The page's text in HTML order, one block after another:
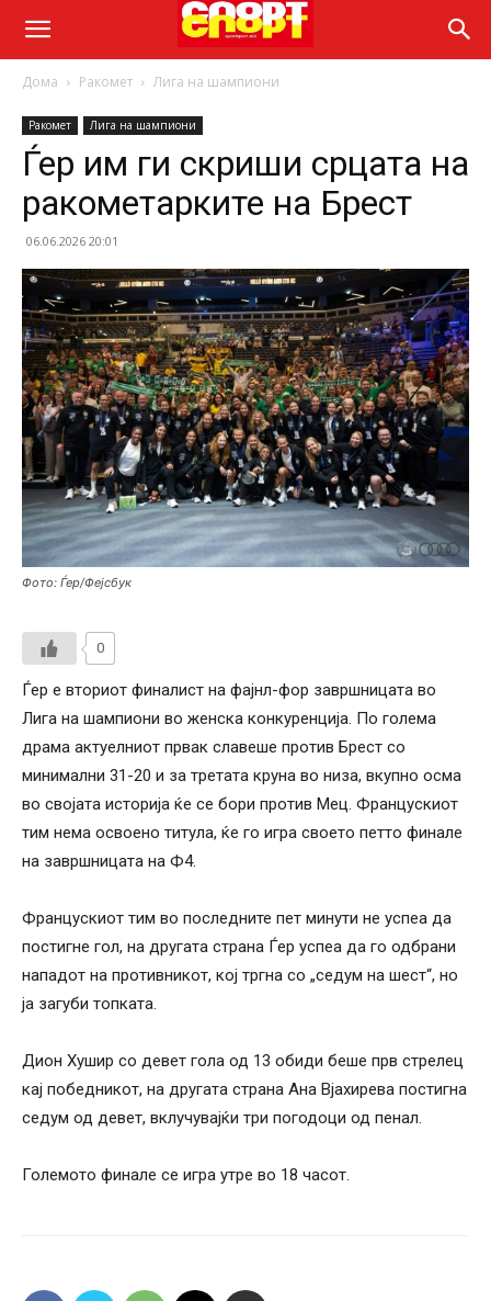
Дома Ракомет Лига на шампиони
Ракомет Лига на шампиони
Ѓер им ги скриши срцата на
ракометарките на Брест
06.06.2026 20:01
Фото: Ѓер/Фејсбук
0
Ѓер е вториот финалист на фајнл-фор завршницата во
Лига на шампиони во женска конкуренција. По голема
драма актуелниот првак славеше против Брест со
минимални 31-20 и за третата круна во низа, вкупно осма
во својата историја ќе се бори против Мец. Францускиот
тим нема освоено титула, ќе го игра своето петто финале
на завршницата на Ф4.
Францускиот тим во последните пет минути не успеа да
постигне гол, на другата страна Ѓер успеа да го одбрани
нападот на противникот, кој тргна со „седум на шест“, но
ја загуби топката.
Дион Хушир со девет гола од 13 обиди беше прв стрелец
кај победникот, на другата страна Ана Вјахирева постигна
седум од девет, вклучувајќи три погодоци од пенал.
Големото финале се игра утре во 18 часот.